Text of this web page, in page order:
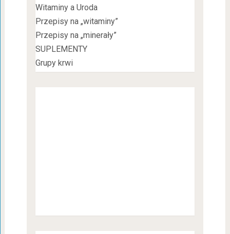
Witaminy a Uroda
Przepisy na „witaminy”
Przepisy na „minerały”
SUPLEMENTY
Grupy krwi